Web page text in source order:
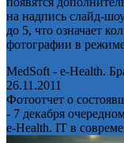
на надпись слайд-
до 5, что означает
фотографии в
MedSoft - e-Health.
26.11.2011
Фотоотчет о
- 7 декабря
e-Health. IT в